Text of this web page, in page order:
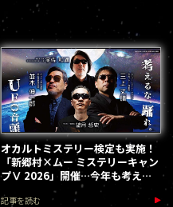
オカルトミステリー検定も実施！
「新郷村×ムー ミステリーキャン
プⅤ 2026」開催…今年も考える
な、踊れ！（2026.9.12）
記事を読む